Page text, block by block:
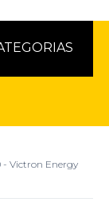
- Victron Energy